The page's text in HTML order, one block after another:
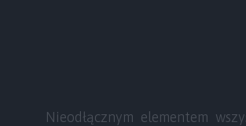
Nieodłącznym elementem